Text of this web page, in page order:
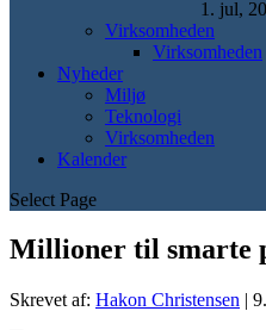
1. jul,
Virksomheden
Virksomheden
Nyheder
Miljø
Teknologi
Virksomheden
Kalender
Select Page
Millioner til smarte
Skrevet af: Hakon Christensen |